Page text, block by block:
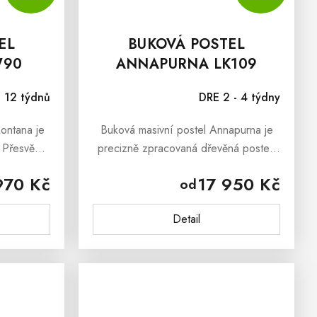
12 týdnů
Kč
je
a poctivá
BUKOVÁ POSTEL
ANNAPURNA LK109
DRE 2 - 4 týdny
od17 950 Kč
Detail
Buková masivní postel Annapurna je
precizně zpracovaná dřevěná postel,
vzhledem. Je vyrobena z čistě
přírodního bukového dřeva a
ošetřena...